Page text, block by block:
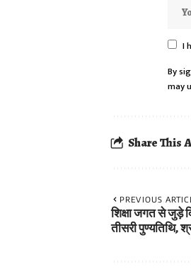
I
By
may
Share This
PREVIOUS
शिक्षा जगत से जुड़े
तीसरी पुण्यतिथि,